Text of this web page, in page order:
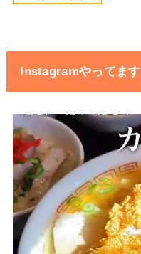
Instagramやってます